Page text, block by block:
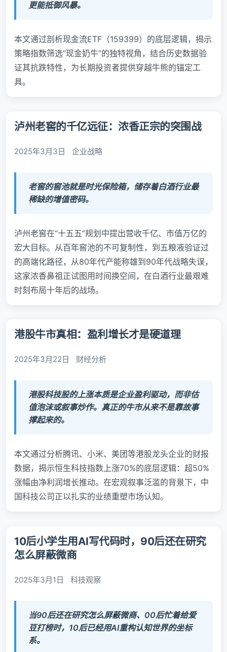
更能抵御风暴。
本文通过剖析现金流ETF（159399）的底层逻辑，揭示
策略指数筛选“现金奶牛”的独特视角，结合历史数据验
证其抗跌特性，为长期投资者提供穿越牛熊的锚定工
具。
泸州老窖的千亿远征：浓香正宗的突围战
2025年3月3日 企业战略
老窖的窖池就是时光保险箱，储存着白酒行业最
稀缺的增值密码。
泸州老窖在“十五五”规划中提出营收千亿、市值万亿的
宏大目标。从百年窖池的不可复制性，到五粮液验证过
的高端化路径，从80年代产能称雄到90年代战略失误，
这家浓香鼻祖正试图用时间换空间，在白酒行业最艰难
时刻布局十年后的战场。
港股牛市真相：盈利增长才是硬道理
2025年3月22日 财经分析
港股科技股的上涨本质是企业盈利驱动，而非估
值泡沫或叙事炒作。真正的牛市从来不是靠故事
撑起来的。
本文通过分析腾讯、小米、美团等港股龙头企业的财报
数据，揭示恒生科技指数上涨70%的底层逻辑：超50%
涨幅由净利润增长推动。在宏观叙事泛滥的背景下，中
国科技公司正以扎实的业绩重塑市场认知。
10后小学生用AI写代码时，90后还在研究
怎么屏蔽微商
2025年3月1日 科技观察
当90后还在研究怎么屏蔽微商、00后忙着给爱
豆打榜时，10后已经用AI重构认知世界的坐标
系。